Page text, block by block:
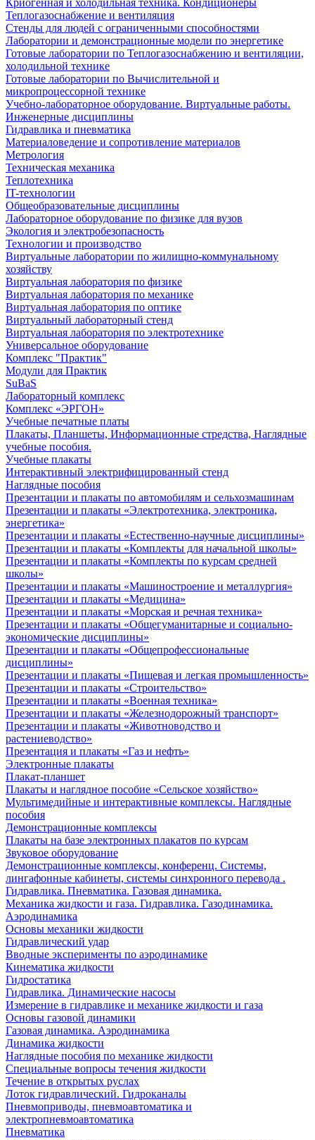
Криогенная и холодильная техника. Кондиционеры
Теплогазоснабжение и вентиляция
Стенды для людей с ограниченными способностями
Лаборатории и демонстрационные модели по энергетике
Готовые лаборатории по Теплогазоснабжению и вентиляции,
холодильной технике
Готовые лаборатории по Вычислительной и
микропроцессорной технике
Учебно-лабораторное оборудование. Виртуальные работы.
Инженерные дисциплины
Гидравлика и пневматика
Материаловедение и сопротивление материалов
Метрология
Техническая механика
Теплотехника
IT-технологии
Общеобразовательные дисциплины
Лабораторное оборудование по физике для вузов
Экология и электробезопасность
Технологии и производство
Виртуальные лаборатории по жилищно-коммунальному
хозяйству
Виртуальная лаборатория по физике
Виртуальная лаборатория по механике
Виртуальная лаборатория по оптике
Виртуальный лабораторный стенд
Виртуальная лаборатория по электротехнике
Универсальное оборудование
Комплекс "Практик"
Модули для Практик
SuBaS
Лабораторный комплекс
Комплекс «ЭРГОН»
Учебные печатные платы
Плакаты, Планшеты, Информационные стредства, Наглядные
учебные пособия.
Учебные плакаты
Интерактивный электрифицированный стенд
Наглядные пособия
Презентации и плакаты по автомобилям и сельхозмашинам
Презентации и плакаты «Электротехника, электроника,
энергетика»
Презентации и плакаты «Естественно-научные дисциплины»
Презентации и плакаты «Комплекты для начальной школы»
Презентации и плакаты «Комплекты по курсам средней
школы»
Презентации и плакаты «Машиностроение и металлургия»
Презентации и плакаты «Медицина»
Презентации и плакаты «Морская и речная техника»
Презентации и плакаты «Общегуманитарные и социально-
экономические дисциплины»
Презентации и плакаты «Общепрофессиональные
дисциплины»
Презентации и плакаты «Пищевая и легкая промышленность»
Презентации и плакаты «Строительство»
Презентации и плакаты «Военная техника»
Презентации и плакаты «Железнодорожный транспорт»
Презентации и плакаты «Животноводство и
растениеводство»
Презентация и плакаты «Газ и нефть»
Электронные плакаты
Плакат-планшет
Плакаты и наглядное пособие «Сельское хозяйство»
Мультимедийные и интерактивные комплексы. Наглядные
пособия
Демонстрационные комплексы
Плакаты на базе электронных плакатов по курсам
Звуковое оборудование
Демонстрационные комплексы, конференц. Системы,
лингафонные кабинеты, системы синхронного перевода .
Гидравлика. Пневматика. Газовая динамика.
Механика жидкости и газа. Гидравлика. Газодинамика.
Аэродинамика
Основы механики жидкости
Гидравлический удар
Вводные эксперименты по аэродинамике
Кинематика жидкости
Гидростатика
Гидравлика. Динамические насосы
Измерение в гидравлике и механике жидкости и газа
Основы газовой динамики
Газовая динамика. Аэродинамика
Динамика жидкости
Наглядные пособия по механике жидкости
Специальные вопросы течения жидкости
Течение в открытых руслах
Лоток гидравлический. Гидроканалы
Пневмоприводы, пневмоавтоматика и
электропневмоавтоматика
Пневматика